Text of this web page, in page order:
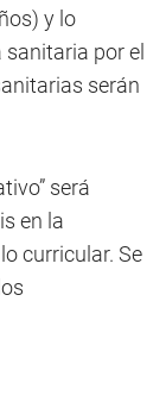
y lo
por el
serán
será
en la
curricular. Se